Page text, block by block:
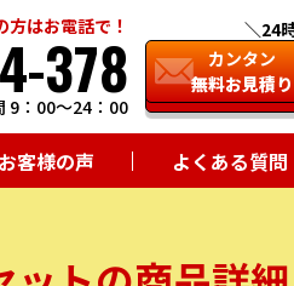
はお電話で！
378
9：00～24：00
24
カンタン
無料お見積り
お客様の声 よくある質問